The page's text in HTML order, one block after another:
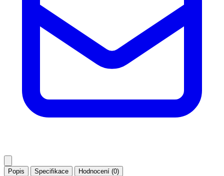
Popis Specifikace Hodnocení (0)